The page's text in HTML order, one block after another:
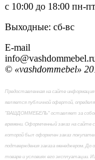
с 10:00 до 18:00 пн-пт
Выходные: сб-вc
E-mail
© «vashdommebel»
Предоставленная на сайте информация
является публичной офертой,
"ВАШДОММЕБЕЛЬ" оставляет за собой
времени. Оформленный заказ на сайте
которой был оформлен заказ
подтверждения заказа менеджером. До
товаре и условиях его эксплуатации.